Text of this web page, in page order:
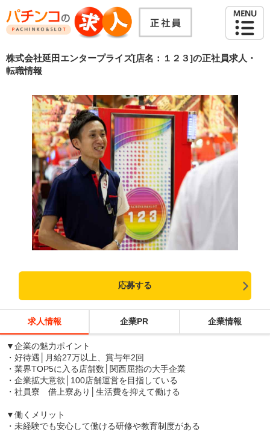
株式会社延田エンタープライズ[店名：１２３]の正社員求人・
転職情報
応募する
求人情報 企業PR 企業情報
▼企業の魅力ポイント
・好待遇│月給27万以上、賞与年2回
・業界TOP5に入る店舗数│関西屈指の大手企業
・企業拡大意欲│100店舗運営を目指している
・社員寮 借上寮あり│生活費を抑えて働ける
▼働くメリット
・未経験でも安心して働ける研修や教育制度がある